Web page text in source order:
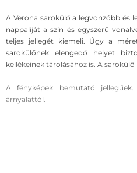
A Verona sarokülő a legvonzóbb és
nappaliját a szín és egyszerű
teljes jellegét kiemeli. Úgy a
sarokülőnek elengedő helyet
kellékeinek tárolásához is. A
A fényképek bemutató
árnyalattól.